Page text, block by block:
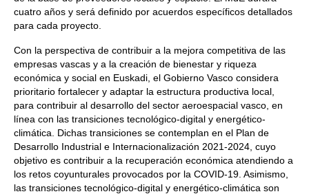
cuatro años y será definido por acuerdos específicos detallados
para cada proyecto.
Con la perspectiva de contribuir a la mejora competitiva de las
empresas vascas y a la creación de bienestar y riqueza
económica y social en Euskadi, el Gobierno Vasco considera
prioritario fortalecer y adaptar la estructura productiva local,
para contribuir al desarrollo del sector aeroespacial vasco, en
línea con las transiciones tecnológico-digital y energético-
climática. Dichas transiciones se contemplan en el Plan de
Desarrollo Industrial e Internacionalización 2021-2024, cuyo
objetivo es contribuir a la recuperación económica atendiendo a
los retos coyunturales provocados por la COVID-19. Asimismo,
las transiciones tecnológico-digital y energético-climática son